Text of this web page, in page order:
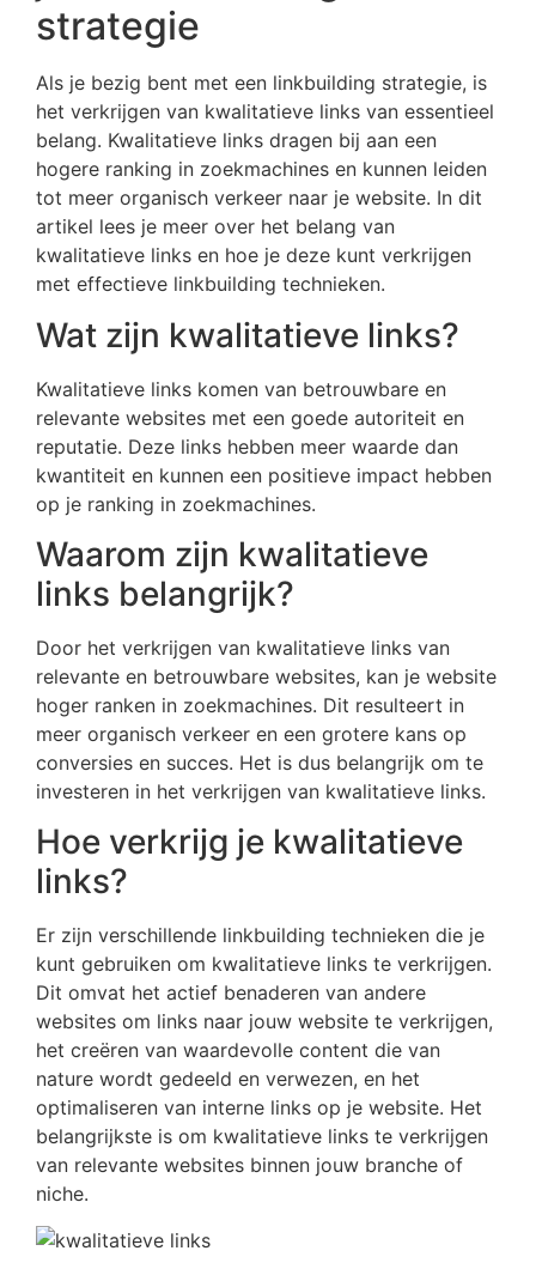
strategie
Als je bezig bent met een linkbuilding strategie, is
het verkrijgen van kwalitatieve links van essentieel
belang. Kwalitatieve links dragen bij aan een
hogere ranking in zoekmachines en kunnen leiden
tot meer organisch verkeer naar je website. In dit
artikel lees je meer over het belang van
kwalitatieve links en hoe je deze kunt verkrijgen
met effectieve linkbuilding technieken.
Wat zijn kwalitatieve links?
Kwalitatieve links komen van betrouwbare en
relevante websites met een goede autoriteit en
reputatie. Deze links hebben meer waarde dan
kwantiteit en kunnen een positieve impact hebben
op je ranking in zoekmachines.
Waarom zijn kwalitatieve
links belangrijk?
Door het verkrijgen van kwalitatieve links van
relevante en betrouwbare websites, kan je website
hoger ranken in zoekmachines. Dit resulteert in
meer organisch verkeer en een grotere kans op
conversies en succes. Het is dus belangrijk om te
investeren in het verkrijgen van kwalitatieve links.
Hoe verkrijg je kwalitatieve
links?
Er zijn verschillende linkbuilding technieken die je
kunt gebruiken om kwalitatieve links te verkrijgen.
Dit omvat het actief benaderen van andere
websites om links naar jouw website te verkrijgen,
het creëren van waardevolle content die van
nature wordt gedeeld en verwezen, en het
optimaliseren van interne links op je website. Het
belangrijkste is om kwalitatieve links te verkrijgen
van relevante websites binnen jouw branche of
niche.